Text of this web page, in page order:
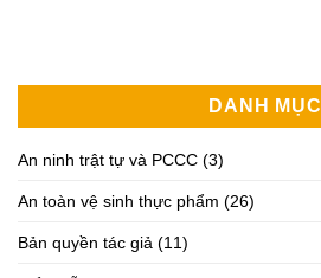
DANH MỤC
An ninh trật tự và PCCC (3)
An toàn vệ sinh thực phẩm (26)
Bản quyền tác giả (11)